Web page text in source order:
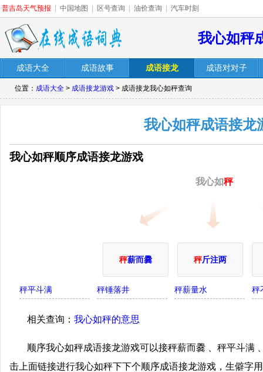
普吉岛天气预报 中国地图 区号查询 油价查询 汽车时刻
我心如秤
成语大全 成语故事 成语接龙 成语对对子
位置： 成语大全 > 成语接龙游戏 > 成语接龙我心如秤查询
我心如秤成语接龙
我心如秤顺序成语接龙游戏
我心如秤
秤薪而爨 秤斤注两
秤平斗满 秤锤落井 秤薪量水 秤
相关查询： 我心如秤的意思
顺序我心如秤成语接龙游戏可以接秤薪而爨 、秤平斗满
击上面链接进行我心如秤下下个顺序成语接龙游戏，生僻字